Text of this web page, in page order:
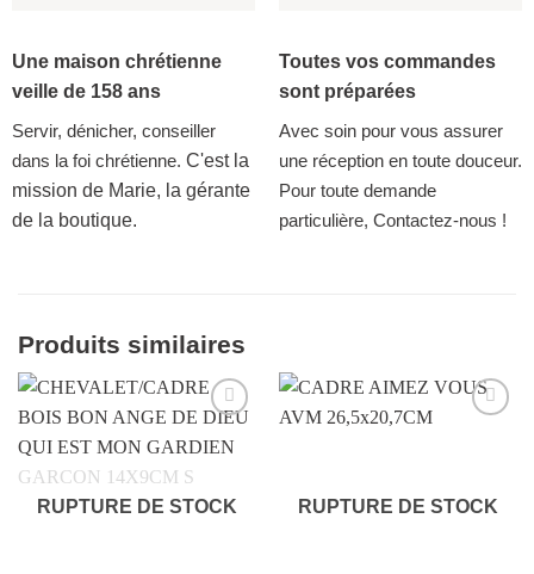
Une maison chrétienne
veille de 158 ans
Servir, dénicher, conseiller
dans la foi chrétienne. C'est la
mission de Marie, la gérante
de la boutique.
Toutes vos commandes
sont préparées
Avec soin pour vous assurer
une réception en toute douceur.
Pour toute demande
particulière, Contactez-nous !
Produits similaires
à la liste
RUPTURE DE STOCK RUPTURE DE STOCK